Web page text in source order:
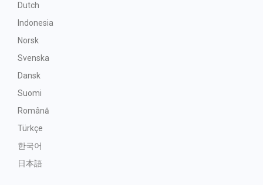
Dutch
Indonesia
Norsk
Svenska
Dansk
Suomi
Română
Türkçe
한국어
日本語